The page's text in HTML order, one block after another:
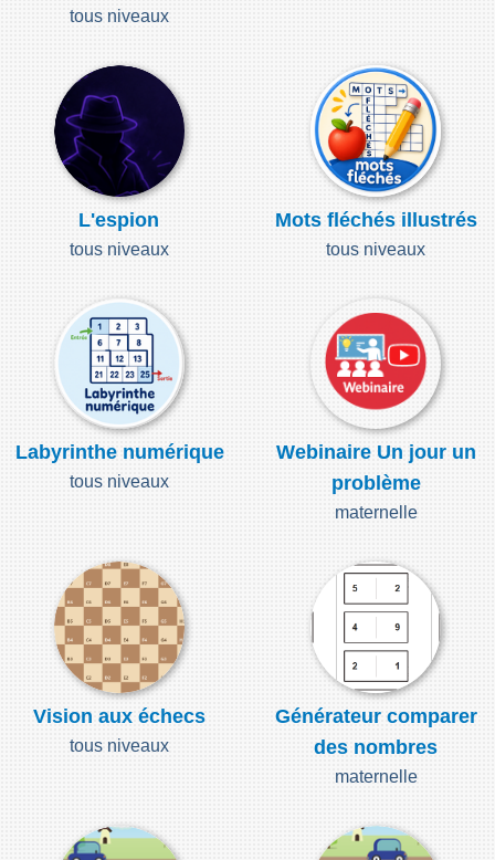
tous niveaux
L'espion
tous niveaux
Mots fléchés illustrés
tous niveaux
Labyrinthe numérique
tous niveaux
Webinaire Un jour un
problème
maternelle
Vision aux échecs
tous niveaux
Générateur comparer
des nombres
maternelle